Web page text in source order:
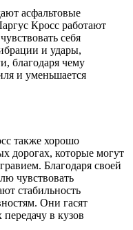
асфальтовые
Кросс работают
себя
и удары,
благодаря чему
и уменьшается
также хорошо
дорогах, которые могут
Благодаря своей
чувствовать
стабильность
Они гасят
в кузов